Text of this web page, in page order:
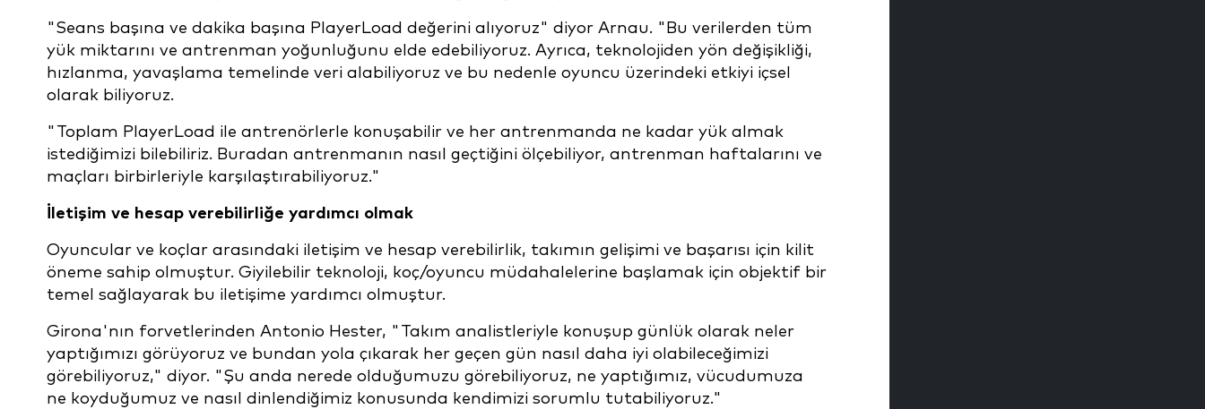
"Seans başına ve dakika başına PlayerLoad değerini alıyoruz" diyor Arnau. "Bu verilerden tüm
yük miktarını ve antrenman yoğunluğunu elde edebiliyoruz. Ayrıca, teknolojiden yön değişikliği,
hızlanma, yavaşlama temelinde veri alabiliyoruz ve bu nedenle oyuncu üzerindeki etkiyi içsel
olarak biliyoruz.
"Toplam PlayerLoad ile antrenörlerle konuşabilir ve her antrenmanda ne kadar yük almak
istediğimizi bilebiliriz. Buradan antrenmanın nasıl geçtiğini ölçebiliyor, antrenman haftalarını ve
maçları birbirleriyle karşılaştırabiliyoruz."
İletişim ve hesap verebilirliğe yardımcı olmak
Oyuncular ve koçlar arasındaki iletişim ve hesap verebilirlik, takımın gelişimi ve başarısı için kilit
öneme sahip olmuştur. Giyilebilir teknoloji, koç/oyuncu müdahalelerine başlamak için objektif bir
temel sağlayarak bu iletişime yardımcı olmuştur.
Girona'nın forvetlerinden Antonio Hester, "Takım analistleriyle konuşup günlük olarak neler
yaptığımızı görüyoruz ve bundan yola çıkarak her geçen gün nasıl daha iyi olabileceğimizi
görebiliyoruz," diyor. "Şu anda nerede olduğumuzu görebiliyoruz, ne yaptığımız, vücudumuza
ne koyduğumuz ve nasıl dinlendiğimiz konusunda kendimizi sorumlu tutabiliyoruz."